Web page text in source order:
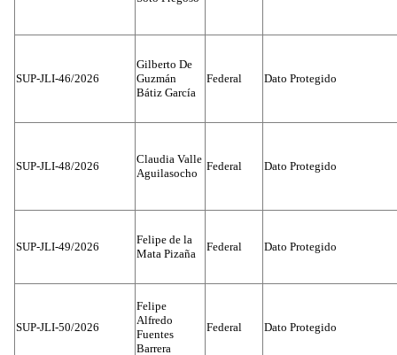
SUP-JLI-46/2026
Gilberto De
Guzmán
Bátiz García
Federal Dato Protegido
SUP-JLI-48/2026
Claudia Valle
Aguilasocho
Federal Dato Protegido
SUP-JLI-49/2026
Felipe de la
Mata Pizaña
Federal Dato Protegido
SUP-JLI-50/2026
Felipe
Alfredo
Fuentes
Barrera
Federal Dato Protegido